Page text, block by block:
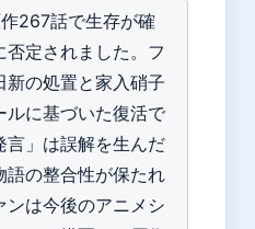
267話で生存が確
定されました。フ
新の処置と家入硝子
ルに基づいた復活で
言」は誤解を生んだ
語の整合性が保たれ
は今後のアニメシ